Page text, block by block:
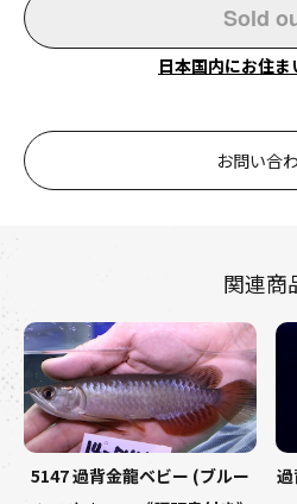
Sold
日本国内にお住ま
お問い合
関連商
5147 過背金龍ベビー (ブルー